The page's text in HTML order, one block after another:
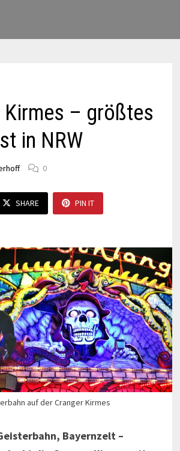
Kirmes – größtes
in NRW
0
SHARE PIN IT
auf der Cranger Kirmes
Bayernzelt –